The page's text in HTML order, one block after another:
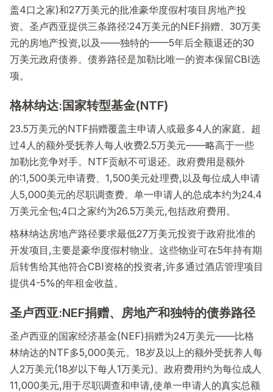
盖4口之家)和27万美元的批准豪华度假村项目房地产投
资。圣卢西亚提供三条路径:24万美元的NEF捐赠、30万美
元的房地产投资,以及——独特的——5年后全额退还的30
万美元政府债券。债券路径是加勒比唯一的资本保留CBI选
项。
格林纳达:国家转型基金(NTF)
23.5万美元的NTF捐赠覆盖主申请人或最多4人的家庭。超
过4人的额外受抚养人每人收费2.5万美元——略高于一些
加勒比竞争对手。NTF贡献不可退还。政府费用是额外
的:1,500美元申请费、1,500美元处理费,以及每位成人申请
人5,000美元的尽职调查费。单一申请人的总成本约为24.4
万美元全包;4口之家约为26.5万美元,包括政府费用。
格林纳达房地产路径要求最低27万美元投资于政府批准的
开发项目,主要是豪华度假村物业。这些物业可在5年持有期
后转售给其他符合CBI资格的投资者,许多通过酒店管理项目
提供4-5%的年租金收益。
圣卢西亚:NEF捐赠、房地产和独特的债券路径
圣卢西亚的国家经济基金(NEF)捐赠为24万美元——比格
林纳达的NTF多5,000美元。18岁及以上的额外受抚养人每
人2万美元(18岁以下每人1万美元)。政府费用约为每位成人
11,000美元,用于尽职调查和申请,使单一申请人的真实总额